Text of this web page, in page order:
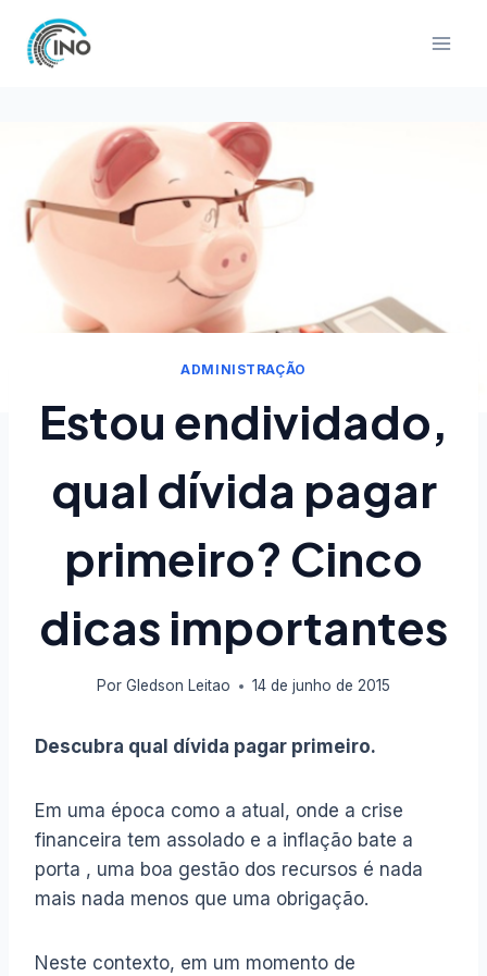
para
ADMINISTRAÇÃO
Estou endividado,
qual dívida pagar
primeiro? Cinco
dicas importantes
Por Gledson Leitao 14 de junho de 2015
Descubra qual dívida pagar primeiro.
Em uma época como a atual, onde a crise
financeira tem assolado e a inflação bate a
porta , uma boa gestão dos recursos é nada
mais nada menos que uma obrigação.
Neste contexto, em um momento de